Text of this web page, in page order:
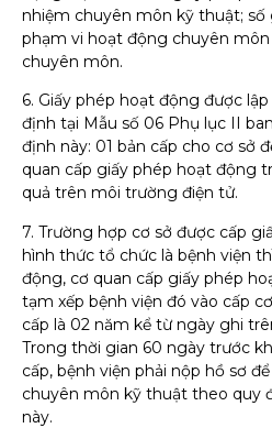
nhiệm chuyên môn kỹ thuật; số
phạm vi hoạt động chuyên
chuyên môn.
6. Giấy phép hoạt động được
định tại Mẫu số 06 Phụ lục II
định này: 01 bản cấp cho cơ sở
quan cấp giấy phép hoạt động
quả trên môi trường điện tử.
7. Trường hợp cơ sở được cấp
hình thức tổ chức là bệnh viện
động, cơ quan cấp giấy phép
tạm xếp bệnh viện đó vào cấp
cấp là 02 năm kể từ ngày ghi
Trong thời gian 60 ngày trước
cấp, bệnh viện phải nộp hồ sơ
chuyên môn kỹ thuật theo quy
này.